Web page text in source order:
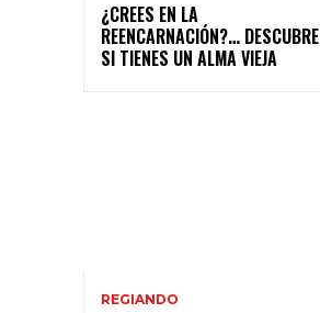
¿CREES EN LA
REENCARNACIÓN?… DESCUBRE
SI TIENES UN ALMA VIEJA
REGIANDO